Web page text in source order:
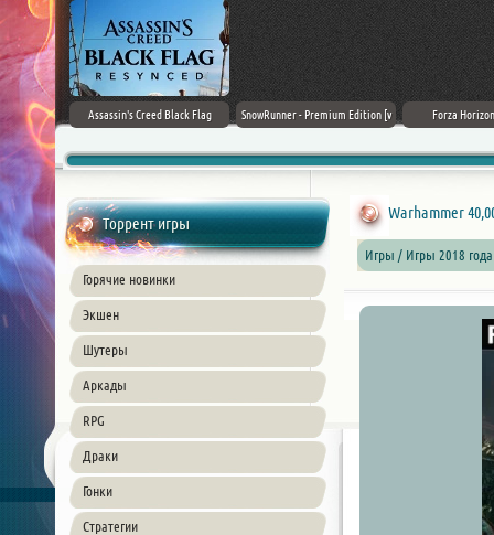
Ages
Assassin's Creed Black Flag
SnowRunner - Premium Edition [v
Forza
Торрент игры
Горячие новинки
Экшен
Шутеры
Аркады
RPG
Драки
Гонки
Стратегии
Warhammer
Игры / Игры 2018